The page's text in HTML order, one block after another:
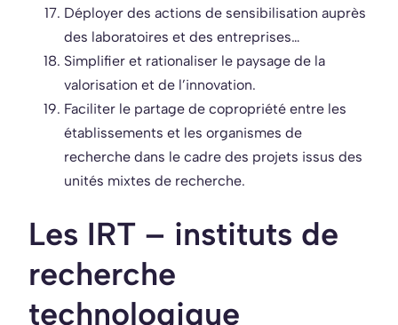
Déployer des actions de sensibilisation auprès
des laboratoires et des entreprises…
Simplifier et rationaliser le paysage de la
valorisation et de l’innovation.
Faciliter le partage de copropriété entre les
établissements et les organismes de
recherche dans le cadre des projets issus des
unités mixtes de recherche.
Les IRT – instituts de
recherche
technologique